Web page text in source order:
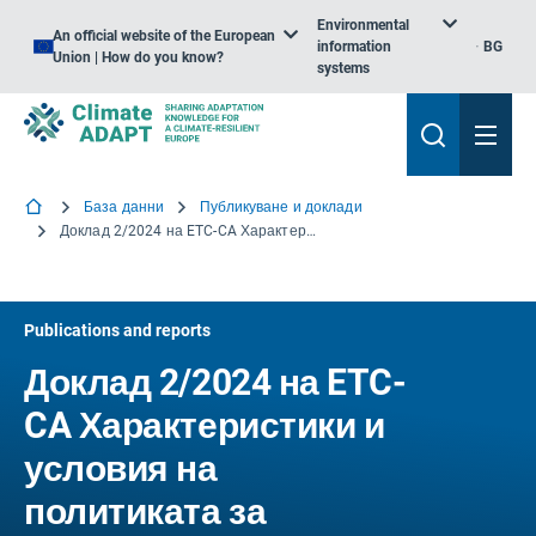
An official website of the European
Union | How do you know?
Environmental
information
systems
BG
База данни
Публикуване и доклади
Доклад 2/2024 на ETC-CA Характеристики и условия на политиката за адаптиране в държавите — членки на Европейската агенция за околна среда, и в сътрудничещите държави
Publications and reports
Доклад 2/2024 на ETC-
CA Характеристики и
условия на
политиката за